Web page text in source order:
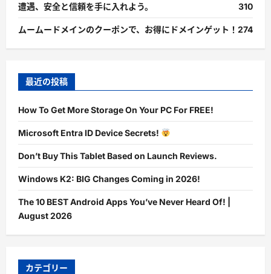
遭遇、安全と信頼を手に入れよう。
310
ムームードメインのクーポンで、お得にドメインゲット！ 274
最近の投稿
How To Get More Storage On Your PC For FREE!
Microsoft Entra ID Device Secrets!
Don’t Buy This Tablet Based on Launch Reviews.
Windows K2: BIG Changes Coming in 2026!
The 10 BEST Android Apps You’ve Never Heard Of! |
August 2026
カテゴリー